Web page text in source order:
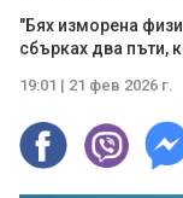
"Бях изморена
сбърках два пъти,
19:01 | 21 фев 2026 г.